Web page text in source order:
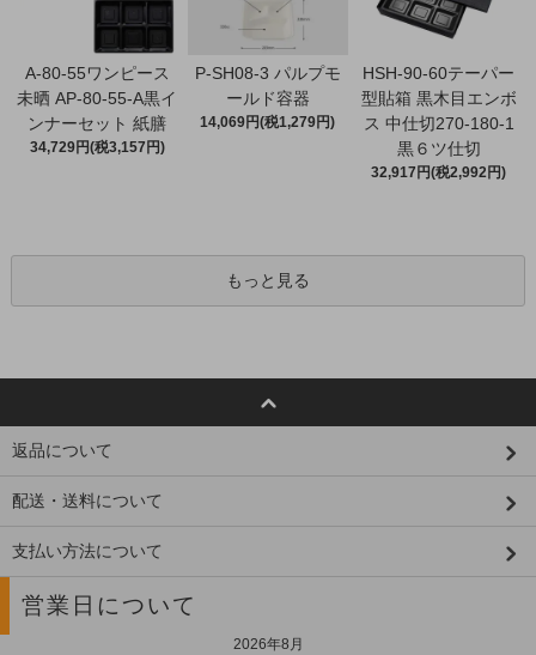
A-80-55ワンピース
未晒 AP-80-55-A黒イ
ンナーセット 紙膳
34,729円(税3,157円)
P-SH08-3 パルプモ
ールド容器
14,069円(税1,279円)
HSH-90-60テーパー
型貼箱 黒木目エンボ
ス 中仕切270-180-1
黒６ツ仕切
32,917円(税2,992円)
もっと見る
返品について
配送・送料について
支払い方法について
営業日について
2026年8月